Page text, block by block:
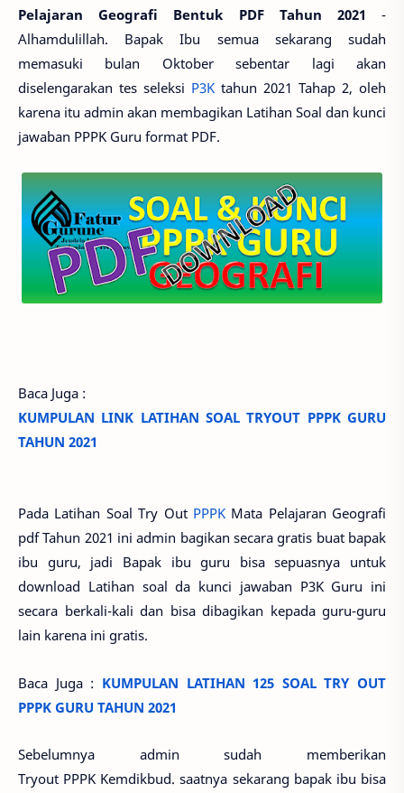
Pelajaran Geografi Bentuk PDF Tahun 2021 -
Alhamdulillah. Bapak Ibu semua sekarang sudah
memasuki bulan Oktober sebentar lagi akan
diselengarakan tes seleksi P3K tahun 2021 Tahap 2, oleh
karena itu admin akan membagikan Latihan Soal dan kunci
jawaban PPPK Guru format PDF.
Baca Juga :
KUMPULAN LINK LATIHAN SOAL TRYOUT PPPK GURU
TAHUN 2021
Pada Latihan Soal Try Out PPPKMata Pelajaran Geografi
pdf Tahun 2021 ini admin bagikan secara gratis buat bapak
ibu guru, jadi Bapak ibu guru bisa sepuasnya untuk
download Latihan soal da kunci jawaban P3K Guru ini
secara berkali-kali dan bisa dibagikan kepada guru-guru
lain karena ini gratis.
Baca Juga : KUMPULAN LATIHAN 125 SOAL TRY OUT
PPPK GURU TAHUN 2021
Sebelumnya admin sudah memberikan
Tryout PPPK Kemdikbud. saatnya sekarang bapak ibu bisa